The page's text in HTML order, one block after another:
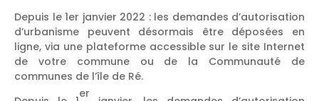
Depuis le 1er janvier 2022 : les demandes d’autorisation
d’urbanisme peuvent désormais être déposées en
ligne, via une plateforme accessible sur le site Internet
de votre commune ou de la Communauté de
communes de l’île de Ré.
er